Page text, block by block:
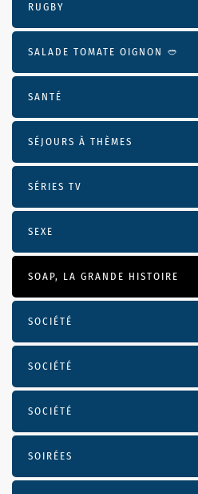
RUGBY
SALADE TOMATE OIGNON 🥙
SANTÉ
SÉJOURS À THÈMES
SÉRIES TV
SEXE
SOAP, LA GRANDE HISTOIRE
SOCIÉTÉ
SOCIÉTÉ
SOCIÉTÉ
SOIRÉES